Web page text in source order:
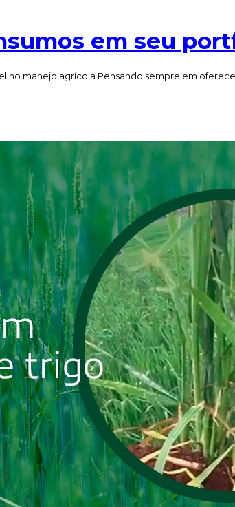
em seu
manejo agrícola Pensando sempre em